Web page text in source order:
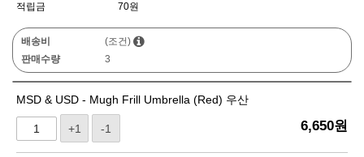
적립금 70원
배송비
(조건)
판매수량
3
MSD & USD - Mugh Frill Umbrella (Red) 우산
+1 -1 6,650원